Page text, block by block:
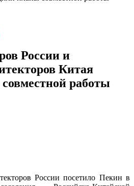
России и
Китая
работы
России посетило Пекин в